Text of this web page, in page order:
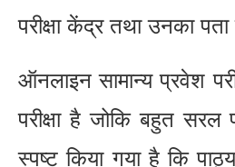
परीक्षा केंद्र तथा उनका पता
ऑनलाइन सामान्य प्रवेश
परीक्षा है जोकि बहुत सरल
स्पष्ट किया गया है कि